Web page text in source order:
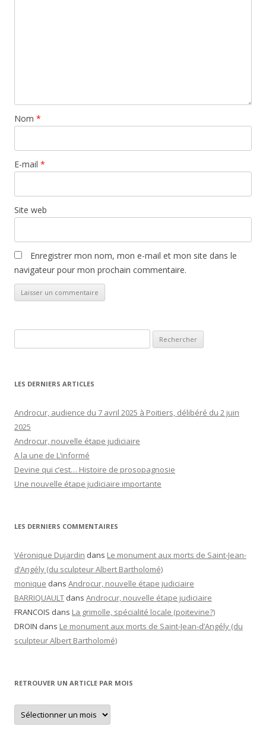
Nom *
E-mail *
Site web
Enregistrer mon nom, mon e-mail et mon site dans le
navigateur pour mon prochain commentaire.
LES DERNIERS ARTICLES
Androcur, audience du 7 avril 2025 à Poitiers, délibéré du 2 juin
2025
Androcur, nouvelle étape judiciaire
A la une de L’informé
Devine qui c’est… Histoire de prosopagnosie
Une nouvelle étape judiciaire importante
LES DERNIERS COMMENTAIRES
Véronique Dujardin dans Le monument aux morts de Saint-Jean-
d’Angély (du sculpteur Albert Bartholomé)
monique dans Androcur, nouvelle étape judiciaire
BARRIQUAULT dans Androcur, nouvelle étape judiciaire
FRANCOIS dans La grimolle, spécialité locale (poitevine?)
DROIN dans Le monument aux morts de Saint-Jean-d’Angély (du
sculpteur Albert Bartholomé)
RETROUVER UN ARTICLE PAR MOIS
Retrouver
un
article